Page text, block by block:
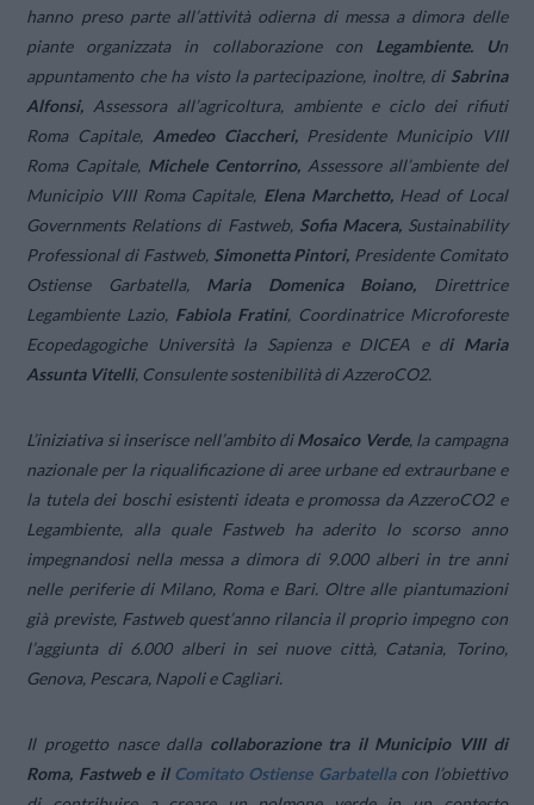
hanno preso parte all’attività odierna di messa a dimora delle
piante organizzata in collaborazione conLegambiente. Un
appuntamento che ha visto la partecipazione, inoltre, di Sabrina
Alfonsi, Assessora all’agricoltura, ambiente e ciclo dei rifiuti
Roma Capitale, Amedeo Ciaccheri,Presidente Municipio VIII
Roma Capitale, Michele Centorrino, Assessore all’ambiente del
Municipio VIII Roma Capitale, Elena Marchetto,Head of Local
Governments Relations di Fastweb, Sofia Macera,Sustainability
Professional di Fastweb, Simonetta Pintori, Presidente Comitato
Ostiense Garbatella, Maria Domenica Boiano, Direttrice
Legambiente Lazio, Fabiola Fratini, Coordinatrice Microforeste
Ecopedagogiche Università la Sapienza e DICEA e di Maria
Assunta Vitelli, Consulente sostenibilità di AzzeroCO2.
L’iniziativa si inserisce nell’ambito diMosaico Verde, la campagna
nazionale per la riqualificazione di aree urbane ed extraurbane e
la tutela dei boschi esistenti ideata e promossa da AzzeroCO2 e
Legambiente, alla quale Fastweb ha aderito lo scorso anno
impegnandosi nella messa a dimora di 9.000 alberi in tre anni
nelle periferie di Milano, Roma e Bari. Oltre alle piantumazioni
già previste, Fastweb quest’anno rilancia il proprio impegno con
l’aggiunta di 6.000 alberi in sei nuove città, Catania, Torino,
Genova, Pescara, Napoli e Cagliari.
Il progetto nasce dalla collaborazione tra il Municipio VIII di
Roma, Fastweb e il Comitato Ostiense Garbatellacon l’obiettivo